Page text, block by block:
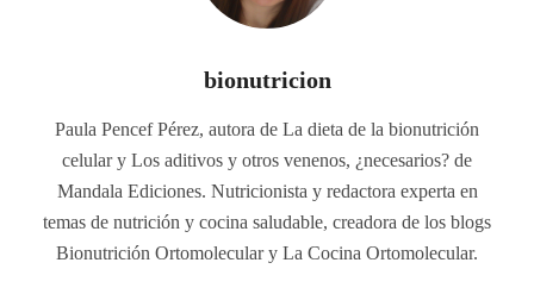
bionutricion
Paula Pencef Pérez, autora de La dieta de la bionutrición
celular y Los aditivos y otros venenos, ¿necesarios? de
Mandala Ediciones. Nutricionista y redactora experta en
temas de nutrición y cocina saludable, creadora de los blogs
Bionutrición Ortomolecular y La Cocina Ortomolecular.